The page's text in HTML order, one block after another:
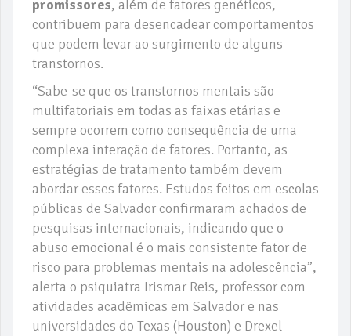
promissores, além de fatores genéticos,
contribuem para desencadear comportamentos
que podem levar ao surgimento de alguns
transtornos.
“Sabe-se que os transtornos mentais são
multifatoriais em todas as faixas etárias e
sempre ocorrem como consequência de uma
complexa interação de fatores. Portanto, as
estratégias de tratamento também devem
abordar esses fatores. Estudos feitos em escolas
públicas de Salvador confirmaram achados de
pesquisas internacionais, indicando que o
abuso emocional é o mais consistente fator de
risco para problemas mentais na adolescência”,
alerta o psiquiatra Irismar Reis, professor com
atividades acadêmicas em Salvador e nas
universidades do Texas (Houston) e Drexel